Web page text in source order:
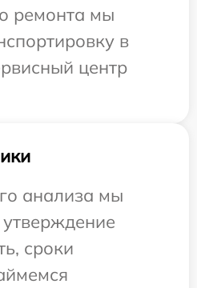
ремонта мы
в
центр
анализа мы
сроки